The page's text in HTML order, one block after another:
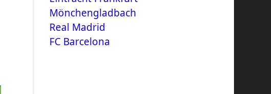
Mönchengladbach
Real Madrid
FC Barcelona